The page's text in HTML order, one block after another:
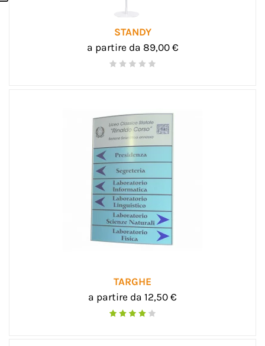
STANDY
a partire da 89,00 €
TARGHE
a partire da 12,50 €